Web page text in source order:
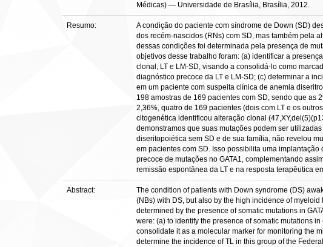
Médicas) — Universidade de Brasília, Brasília, 2012.
Resumo:
A condição do paciente com síndrome de Down (SD)
dos recém-nascidos (RNs) com SD, mas também pela
dessas condições foi determinada pela presença de
objetivos desse trabalho foram: (a) identificar a
clonal, LT e LM-SD, visando a consolidá-lo como
diagnóstico precoce da LT e LM-SD; (c) determinar a
em um paciente com suspeita clínica de anemia
198 amostras de 169 pacientes com SD, sendo que as
2,36%, quatro de 169 pacientes (dois com LT e os
citogenética identificou alteração clonal
demonstramos que suas mutações podem ser
diseritopoiética sem SD e de sua família, não revelou
em pacientes com SD. Isso possibilita uma
precoce de mutações no GATA1, complementando
remissão espontânea da LT e na resposta terapêutica
Abstract:
The condition of patients with Down syndrome (DS)
(NBs) with DS, but also by the high incidence of
determined by the presence of somatic mutations in
were: (a) to identify the presence of somatic mutations
consolidate it as a molecular marker for monitoring the
determine the incidence of TL in this group of the